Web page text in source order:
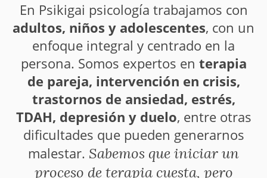
En Psikigai psicología trabajamos con
adultos, niños y adolescentes, con un
enfoque integral y centrado en la
persona. Somos expertos en terapia
de pareja, intervención en crisis,
trastornos de ansiedad, estrés,
TDAH, depresión y duelo, entre otras
dificultades que pueden generarnos
malestar. Sabemos que iniciar un
proceso de terapia cuesta, pero